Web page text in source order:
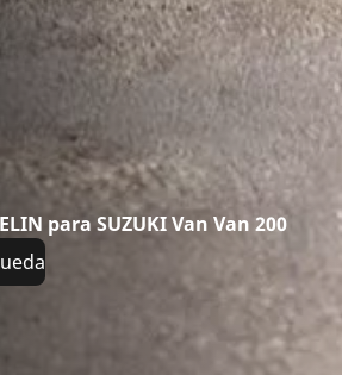
para SUZUKI Van Van 200